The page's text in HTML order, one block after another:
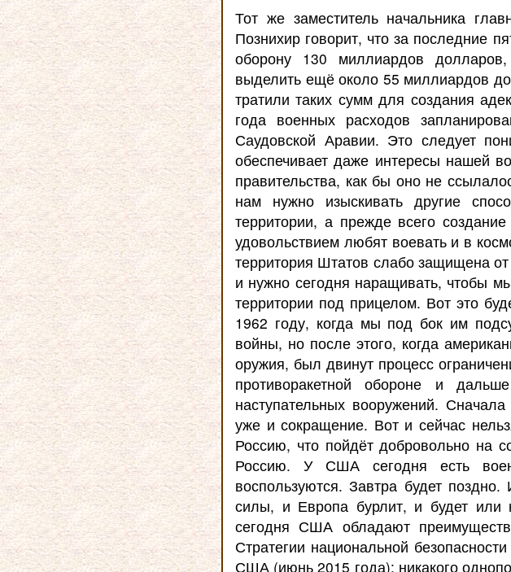
Тот же заместитель начальника
Познихир говорит, что за последние
оборону 130 миллиардов
выделить ещё около 55 миллиардов
тратили таких сумм для создания
года военных расходов
Саудовской Аравии. Это следует
обеспечивает даже интересы нашей
правительства, как бы оно не
нам нужно изыскивать другие
территории, а прежде всего
удовольствием любят воевать и в
территория Штатов слабо защищена
и нужно сегодня наращивать, чтобы
территории под прицелом. Вот это
1962 году, когда мы под бок им
войны, но после этого, когда
оружия, был двинут процесс
противоракетной обороне и
наступательных вооружений.
уже и сокращение. Вот и сейчас
Россию, что пойдёт добровольно на
Россию. У США сегодня есть
воспользуются. Завтра будет
силы, и Европа бурлит, и будет
сегодня США обладают
Стратегии национальной
США (июнь 2015 года): никакого